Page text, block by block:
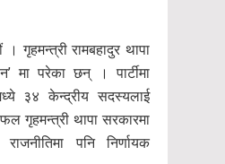
गृहमन्त्री रामबहादुर थापा
मा परेका छन् । पार्टीमा
३४ केन्द्रीय सदस्यलाई
गृहमन्त्री थापा सरकारमा
राजनीतिमा पनि निर्णायक